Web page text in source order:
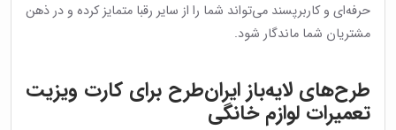
حرفه‌ای و کاربرپسند می‌تواند شما را از سایر رقبا متمایز کرده و در ذهن
مشتریان شما ماندگار شود.
طرح‌های لایه‌باز ایران‌طرح برای کارت ویزیت
تعمیرات لوازم خانگی